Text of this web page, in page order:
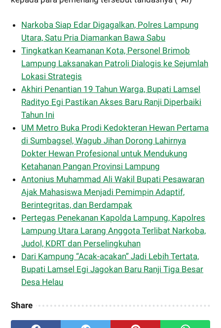
Narkoba Siap Edar Digagalkan, Polres Lampung
Utara, Satu Pria Diamankan Bawa Sabu
Tingkatkan Keamanan Kota, Personel Brimob
Lampung Laksanakan Patroli Dialogis ke Sejumlah
Lokasi Strategis
Akhiri Penantian 19 Tahun Warga, Bupati Lamsel
Radityo Egi Pastikan Akses Baru Ranji Diperbaiki
Tahun Ini
UM Metro Buka Prodi Kedokteran Hewan Pertama
di Sumbagsel, Wagub Jihan Dorong Lahirnya
Dokter Hewan Profesional untuk Mendukung
Ketahanan Pangan Provinsi Lampung
Antonius Muhammad Ali Wakil Bupati Pesawaran
Ajak Mahasiswa Menjadi Pemimpin Adaptif,
Berintegritas, dan Berdampak
Pertegas Penekanan Kapolda Lampung, Kapolres
Lampung Utara Larang Anggota Terlibat Narkoba,
Judol, KDRT dan Perselingkuhan
Dari Kampung “Acak-acakan” Jadi Lebih Tertata,
Bupati Lamsel Egi Jagokan Baru Ranji Tiga Besar
Desa Helau
Share